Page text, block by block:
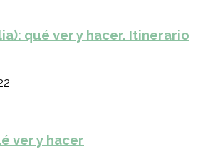
qué ver y hacer. Itinerario
ver y hacer